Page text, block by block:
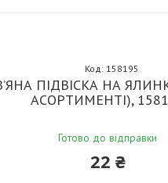
ПІДВІСКА НА
АСОРТИМЕНТІ),
Готово до відправки
Код: 158195
22 ₴